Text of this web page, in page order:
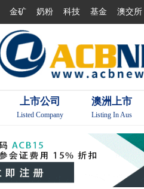
金矿 奶粉 科技 基金 澳交所
上市公司
Listed Company
澳洲上市
Listing In Aus